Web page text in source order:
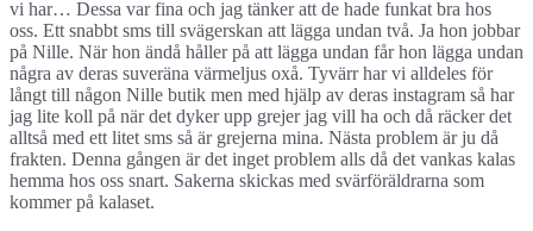
vi har… Dessa var fina och jag tänker att de hade funkat bra hos
oss. Ett snabbt sms till svägerskan att lägga undan två. Ja hon jobbar
på Nille. När hon ändå håller på att lägga undan får hon lägga undan
några av deras suveräna värmeljus oxå. Tyvärr har vi alldeles för
långt till någon Nille butik men med hjälp av deras instagram så har
jag lite koll på när det dyker upp grejer jag vill ha och då räcker det
alltså med ett litet sms så är grejerna mina. Nästa problem är ju då
frakten. Denna gången är det inget problem alls då det vankas kalas
hemma hos oss snart. Sakerna skickas med svärföräldrarna som
kommer på kalaset.